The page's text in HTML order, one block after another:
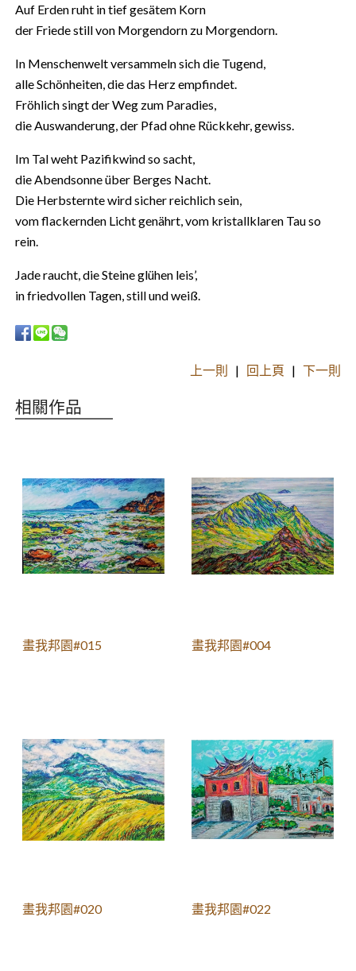
Auf Erden ruht in tief gesätem Korn
der Friede still von Morgendorn zu Morgendorn.
In Menschenwelt versammeln sich die Tugend,
alle Schönheiten, die das Herz empfindet.
Fröhlich singt der Weg zum Paradies,
die Auswanderung, der Pfad ohne Rückkehr, gewiss.
Im Tal weht Pazifikwind so sacht,
die Abendsonne über Berges Nacht.
Die Herbsternte wird sicher reichlich sein,
vom flackernden Licht genährt, vom kristallklaren Tau so
rein.
Jade raucht, die Steine glühen leis’,
in friedvollen Tagen, still und weiß.
上一則 | 回上頁 |下一則
相關作品
畫我邦園#015 畫我邦園#004
畫我邦園#020 畫我邦園#022